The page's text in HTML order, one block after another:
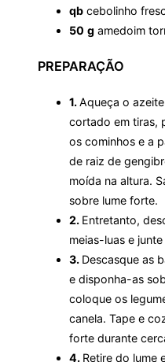
qb cebolinho
50 g amedoim
PREPARAÇÃO
1.Aqueça o
cortado em tiras,
os cominhos e a
de raiz de
moída na altura.
sobre lume forte.
2. Entretanto,
meias-luas e
3. Descasque as
e disponha-as
coloque os
canela. Tape e
forte durante
4. Retire do lume